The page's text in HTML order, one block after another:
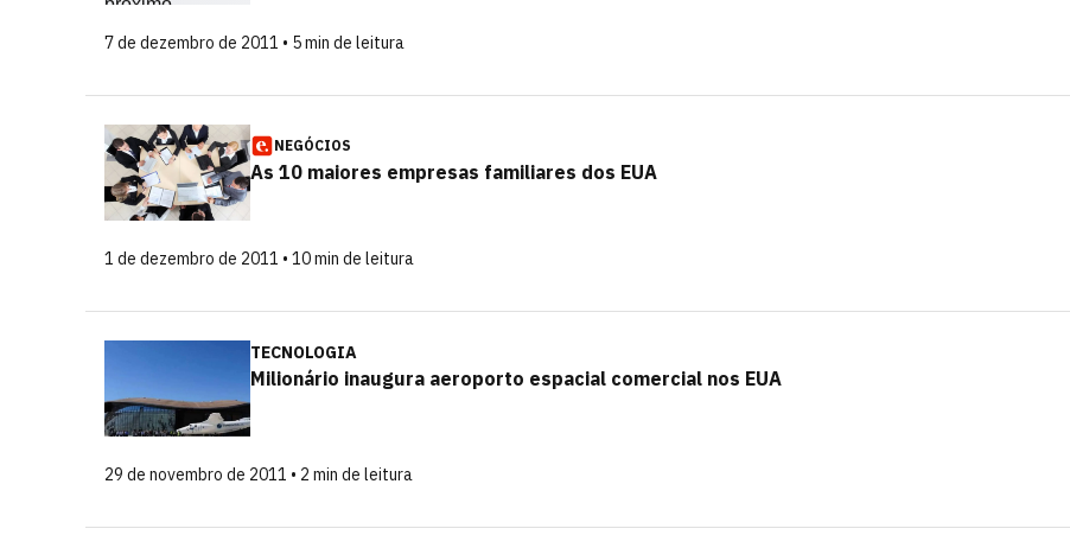
7 de dezembro de 2011 • 5 min de leitura
NEGÓCIOS
As 10 maiores empresas familiares dos EUA
1 de dezembro de 2011 • 10 min de leitura
TECNOLOGIA
Milionário inaugura aeroporto espacial comercial nos EUA
29 de novembro de 2011 • 2 min de leitura